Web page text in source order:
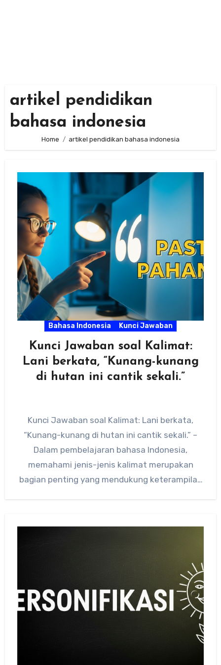
artikel pendidikan
bahasa indonesia
Home artikel pendidikan bahasa indonesia
Bahasa Indonesia Kunci Jawaban
Kunci Jawaban soal Kalimat:
Lani berkata, “Kunang-kunang
di hutan ini cantik sekali.”
Kunci Jawaban soal Kalimat: Lani berkata,
“Kunang-kunang di hutan ini cantik sekali.” –
Dalam pembelajaran bahasa Indonesia,
memahami jenis-jenis kalimat merupakan
bagian penting yang mendukung keterampilan